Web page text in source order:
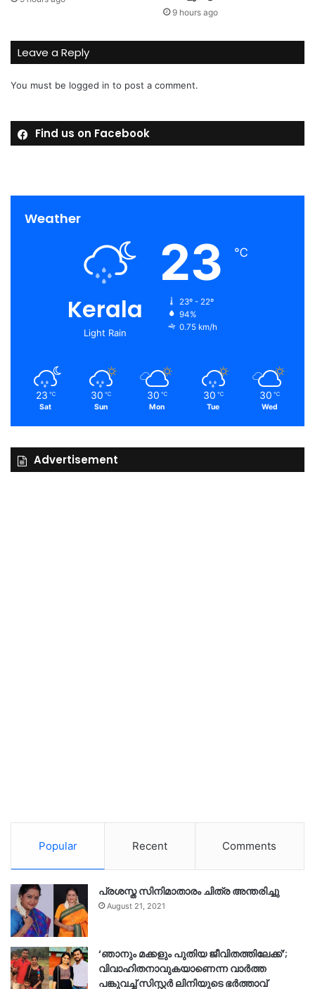
9 hours ago
Leave a Reply
You must be logged in to post a comment.
Find us on Facebook
Weather
Kerala
Light Rain
23 ℃
23º - 22º
94%
0.75 km/h
23 ℃
Sat
30 ℃
Sun
30 ℃
Mon
30 ℃
Tue
30 ℃
Wed
Advertisement
Popular Recent Comments
പ്രശസ്ത സിനിമാതാരം ചിത്ര അന്തരിച്ചു
August 21, 2021
‘ഞാനും മക്കളും പുതിയ ജീവിതത്തിലേക്ക്’;
വിവാഹിതനാവുകയാണെന്ന വാർത്ത
പങ്കുവച്ച് സിസ്റ്റർ ലിനിയുടെ ഭർത്താവ്